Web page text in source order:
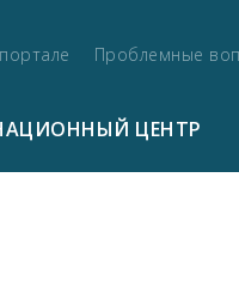
Проблемные
ЦЕНТР